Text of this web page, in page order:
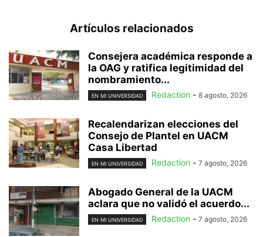
Artículos relacionados
Consejera académica responde a
la OAG y ratifica legitimidad del
nombramiento...
EN MI UNIVERSIDAD Redaction - 8 agosto, 2026
Recalendarizan elecciones del
Consejo de Plantel en UACM
Casa Libertad
EN MI UNIVERSIDAD Redaction - 7 agosto, 2026
Abogado General de la UACM
aclara que no validó el acuerdo...
EN MI UNIVERSIDAD Redaction - 7 agosto, 2026